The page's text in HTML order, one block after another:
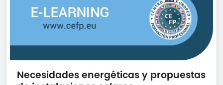
Necesidades energéticas y propuestas